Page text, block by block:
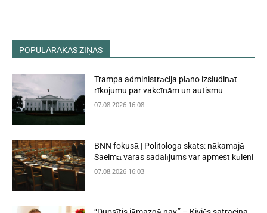
POPULĀRĀKĀS ZIŅAS
Trampa administrācija plāno izsludināt
rīkojumu par vakcīnām un autismu
07.08.2026 16:08
BNN fokusā | Politologa skats: nākamajā
Saeimā varas sadalījums var apmest kūleni
07.08.2026 16:03